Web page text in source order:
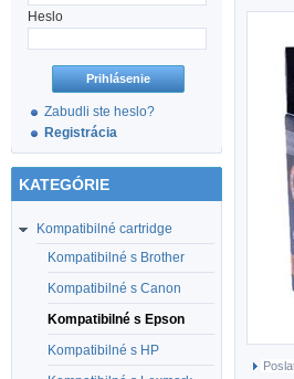
Heslo
Zabudli ste heslo?
Registrácia
KATEGÓRIE
Kompatibilné cartridge
Kompatibilné s Brother
Kompatibilné s Canon
Kompatibilné s Epson
Kompatibilné s HP